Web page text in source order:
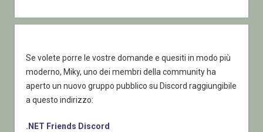
Se volete porre le vostre domande e quesiti in modo più
moderno, Miky, uno dei membri della community ha
aperto un nuovo gruppo pubblico su Discord raggiungibile
a questo indirizzo:
.NET Friends Discord